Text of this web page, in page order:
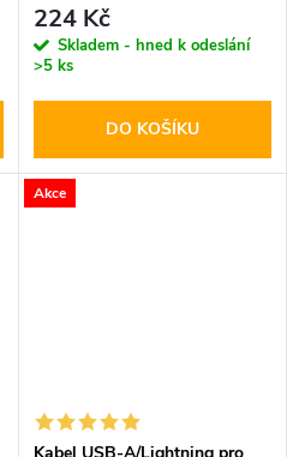
224 Kč
Skladem - hned k odeslání
>5 ks
DO KOŠÍKU
Akce